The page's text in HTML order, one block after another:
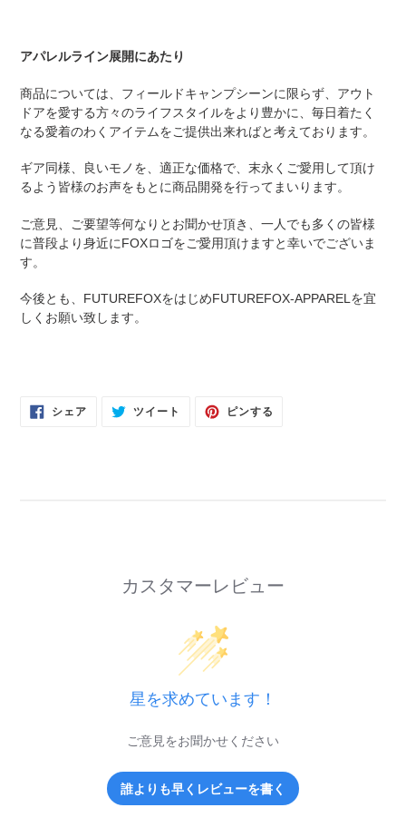
アパレルライン展開にあたり
商品については、フィールドキャンプシーンに限らず、アウト
ドアを愛する方々のライフスタイルをより豊かに、毎日着たく
なる愛着のわくアイテムをご提供出来ればと考えております。
ギア同様、良いモノを、適正な価格で、末永くご愛用して頂け
るよう皆様のお声をもとに商品開発を行ってまいります。
ご意見、ご要望等何なりとお聞かせ頂き、一人でも多くの皆様
に普段より身近にFOXロゴをご愛用頂けますと幸いでございま
す。
今後とも、 FUTUREFOXをはじめFUTUREFOX-APPAREL を宜
しくお願い致します。
シェアFACEBOOKツイート
TWITTERピンする
カスタマーレビュー
星を求めています！
ご意見をお聞かせください
誰よりも早くレビューを書く